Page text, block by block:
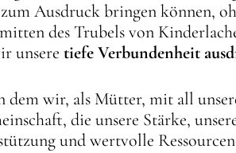
Ausdruck bringen können,
des Trubels von
unseretiefe Verbundenheit
dem wir, als Mütter, mit all
die unsere Stärke,
und wertvolle